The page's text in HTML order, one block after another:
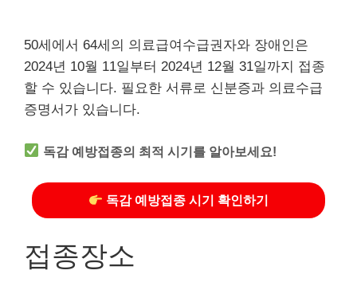
50세에서 64세의 의료급여수급권자와 장애인은
2024년 10월 11일부터 2024년 12월 31일까지 접종
할 수 있습니다. 필요한 서류로 신분증과 의료수급
증명서가 있습니다.
독감 예방접종의 최적 시기를 알아보세요!
독감 예방접종 시기 확인하기
접종장소